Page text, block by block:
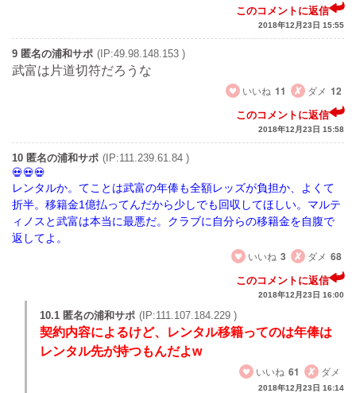
このコメントに返信
2018年12月23日 15:55
9 匿名の浦和サポ (IP:49.98.148.153 )
武富は片道切符だろうな
いいね 11 ダメ 12
このコメントに返信
2018年12月23日 15:58
10 匿名の浦和サポ (IP:111.239.61.84 )
レンタルか。てことは武富の年俸も全額レッズが負担か、よくて
折半。移籍金1億払ってんだから少しでも回収してほしい。マルテ
ィノスと武富は本当に最悪だ。クラブに自分らの移籍金を自腹で
返してよ。
いいね 3 ダメ 68
このコメントに返信
2018年12月23日 16:00
10.1 匿名の浦和サポ (IP:111.107.184.229 )
契約内容によるけど、レンタル移籍ってのは年俸は
レンタル先が持つもんだよw
いいね 61 ダメ
2018年12月23日 16:14